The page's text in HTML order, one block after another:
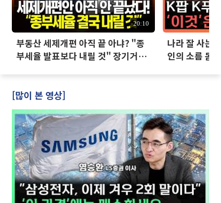
20:10
부동산 세제개편 아직 끝 아냐? "종
부세율 발표보다 내릴 것" 장기거주
나라 잘 사는
인의 소름 돋
[많이 본 영상]